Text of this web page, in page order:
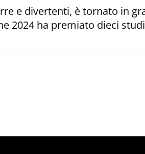
e divertenti, è tornato in
2024 ha premiato dieci